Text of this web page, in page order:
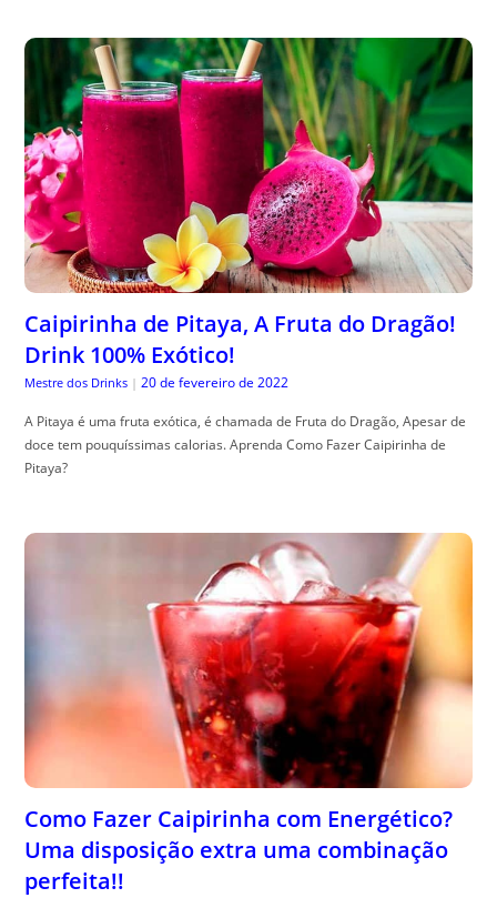
Caipirinha de Pitaya, A Fruta do Dragão!
Drink 100% Exótico!
Mestre dos Drinks | 20 de fevereiro de 2022
A Pitaya é uma fruta exótica, é chamada de Fruta do Dragão, Apesar de
doce tem pouquíssimas calorias. Aprenda Como Fazer Caipirinha de
Pitaya?
Como Fazer Caipirinha com Energético?
Uma disposição extra uma combinação
perfeita!!